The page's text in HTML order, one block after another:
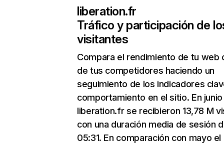
liberation.fr
Tráfico y participación de
visitantes
Compara el rendimiento de tu web
de tus competidores haciendo un
seguimiento de los indicadores
comportamiento en el sitio. En junio
liberation.fr se recibieron 13,78 M
con una duración media de sesión
05:31. En comparación con mayo el